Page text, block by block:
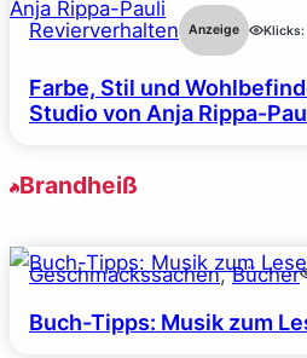
Revierverhalten Anzeige Klicks:
Farbe, Stil und
Studio von Anja Rippa-
Brandheiß
Geschmackssachen, Bücher
Buch-Tipps: Musik zum